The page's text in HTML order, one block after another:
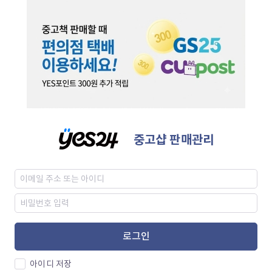
중고샵 판매관리
로그인
아이디 저장